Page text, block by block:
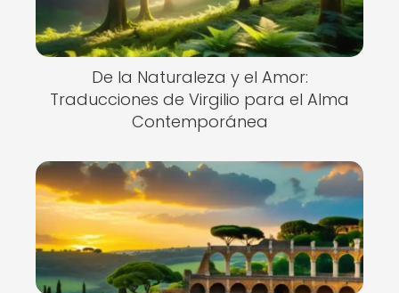
De la Naturaleza y el Amor:
Traducciones de Virgilio para el Alma
Contemporánea